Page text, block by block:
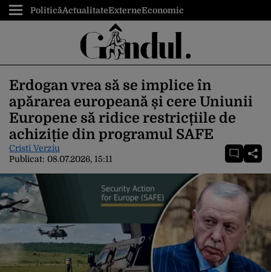
PoliticăActualitateExterneEconomic
Erdogan vrea să se implice în
apărarea europeană și cere Uniunii
Europene să ridice restricțiile de
achiziție din programul SAFE
Cristi Verziu
Publicat: 08.07.2026, 15:11